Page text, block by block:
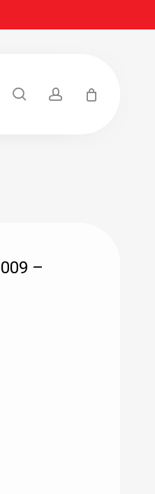
search account
–